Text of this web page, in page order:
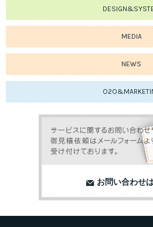
MEDIA
NEWS
お問い合わせ